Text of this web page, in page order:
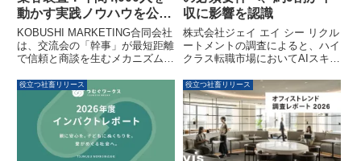
動かす実践ノウハウを公開
する無料オンラインウェビ
ナーが開催されます
KOBUSHI MARKETING合同会社
は、交流会の「幹事」が最短距離
で信頼と商談を生むメカニズムを
ウェビナーを2026年3月13日に開
催します。年間4,000人を動かす
実践ノウハウが公開され、集客に
課題を抱える経営者やマーケター
にとって必見の内容となっていま
収に影響を認識
株式会社ジェイ エイ シー リクル
ートメントの調査によると、ハイ
クラス転職市場においてAIスキル
化していることが明らかになりま
した。企業はAI活用を積極的に進
める一方で、実務レベルのAIスキ
ルを持つ人材が不足しており、需
給ギャップが顕在化しています。
役立つ社畜リリース 役立つ社畜リリース